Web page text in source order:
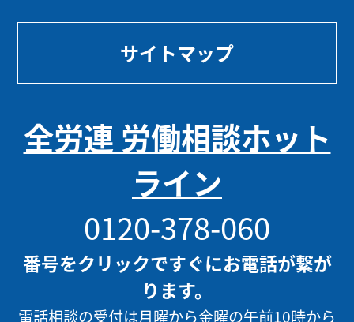
サイトマップ
全労連 労働相談ホット
ライン
0120-378-060
番号をクリックですぐにお電話が繋が
ります。
電話相談の受付は月曜から金曜の午前10時から